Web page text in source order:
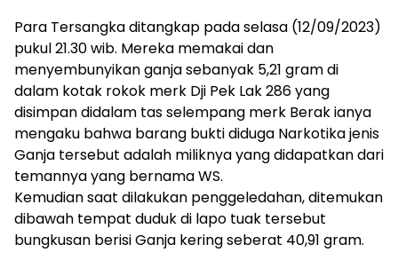
Para Tersangka ditangkap pada selasa (12/09/2023)
pukul 21.30 wib. Mereka memakai dan
menyembunyikan ganja sebanyak 5,21 gram di
dalam kotak rokok merk Dji Pek Lak 286 yang
disimpan didalam tas selempang merk Berak ianya
mengaku bahwa barang bukti diduga Narkotika jenis
Ganja tersebut adalah miliknya yang didapatkan dari
temannya yang bernama WS.
Kemudian saat dilakukan penggeledahan, ditemukan
dibawah tempat duduk di lapo tuak tersebut
bungkusan berisi Ganja kering seberat 40,91 gram.